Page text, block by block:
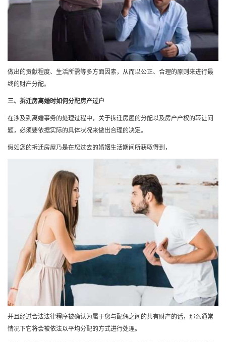
做出的贡献程度、生活所需等多方面因素，从而以公正、合理的原则来进行最
终的财产分配。
三、拆迁房离婚时如何分配房产过户
在涉及到离婚事务的处理过程中，关于拆迁房屋的分配以及房产产权的转让问
题，必须要依据实际的具体状况来做出合理的决定。
假如您的拆迁房屋乃是在您过去的婚姻生活期间所获取得到，
并且经过合法法律程序被确认为属于您与配偶之间的共有财产的话，那么通常
情况下它将会被依法以平均分配的方式进行处理。